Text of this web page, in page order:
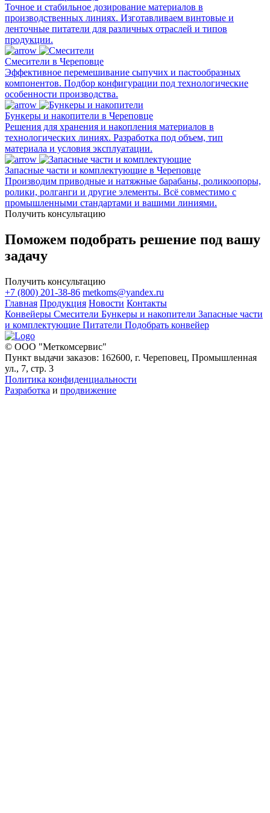
Точное и стабильное дозирование материалов в
производственных линиях. Изготавливаем винтовые и
ленточные питатели для различных отраслей и типов
продукции.
Смесители в Череповце
Эффективное перемешивание сыпучих и пастообразных
компонентов. Подбор конфигурации под технологические
особенности производства.
Бункеры и накопители в Череповце
Решения для хранения и накопления материалов в
технологических линиях. Разработка под объем, тип
материала и условия эксплуатации.
Запасные части и комплектующие в Череповце
Производим приводные и натяжные барабаны, роликоопоры,
ролики, ролганги и другие элементы. Всё совместимо с
промышленными стандартами и вашими линиями.
Получить консультацию
Поможем подобрать решение под вашу
задачу
Получить консультацию
+7 (800) 201-38-86 metkoms@yandex.ru
Главная Продукция Новости Контакты
Конвейеры Смесители Бункеры и накопители Запасные части
и комплектующие Питатели Подобрать конвейер
© ООО "Меткомсервис"
Пункт выдачи заказов: 162600, г. Череповец, Промышленная
ул., 7, стр. 3
Политика конфиденциальности
Разработка и продвижение